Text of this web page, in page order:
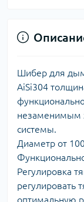
Шибер для
AiSi304
незаменимым
системы.
Диаметр от
Регулировка
регулировать
оптимальную